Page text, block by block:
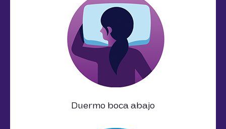
Duermo boca abajo